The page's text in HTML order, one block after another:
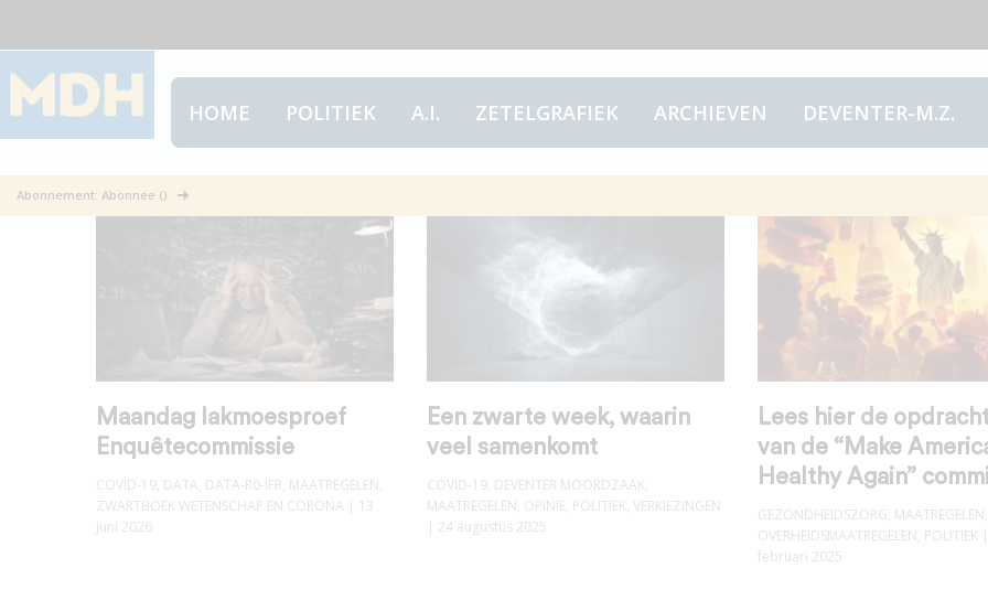
HOME POLITIEK A.I. ZETELGRAFIEK ARCHIEVEN DEVENTER-M.Z.
Abonnement: Abonnee ()
Maatregelen
Maandag lakmoesproef
Enquêtecommissie
COVID-19, DATA, DATA-R0-IFR, MAATREGELEN,
ZWARTBOEK WETENSCHAP EN CORONA | 13
juni 2026
Een zwarte week, waarin
veel samenkomt
COVID-19, DEVENTER MOORDZAAK,
MAATREGELEN, OPINIE, POLITIEK, VERKIEZINGEN
| 24 augustus 2025
Lees hier de
van de “Make
Healthy Again”
GEZONDHEIDSZORG, MAATREGELEN,
OVERHEIDSMAATREGELEN, POLITIEK
februari 2025